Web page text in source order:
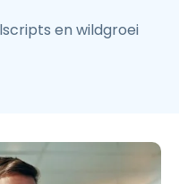
en wildgroei